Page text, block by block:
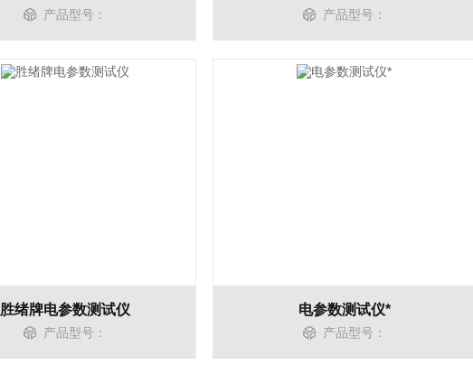
产品型号： 产品型号：
胜绪牌电参数测试仪
产品型号：
电参数测试仪*
产品型号：